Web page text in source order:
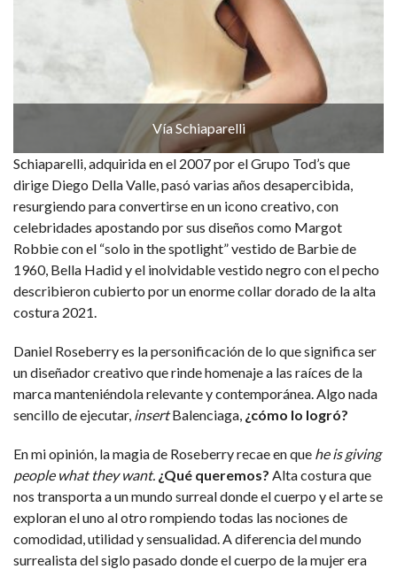
Vía Schiaparelli
Schiaparelli, adquirida en el 2007 por el Grupo Tod’s que
dirige Diego Della Valle, pasó varias años desapercibida,
resurgiendo para convertirse en un icono creativo, con
celebridades apostando por sus diseños como Margot
Robbie con el “solo in the spotlight” vestido de Barbie de
1960, Bella Hadid y el inolvidable vestido negro con el pecho
describieron cubierto por un enorme collar dorado de la alta
costura 2021.
Daniel Roseberry es la personificación de lo que significa ser
un diseñador creativo que rinde homenaje a las raíces de la
marca manteniéndola relevante y contemporánea. Algo nada
sencillo de ejecutar, insertBalenciaga, ¿cómo lo logró?
En mi opinión, la magia de Roseberry recae en que he is giving
people what they want. ¿Qué queremos? Alta costura que
nos transporta a un mundo surreal donde el cuerpo y el arte se
exploran el uno al otro rompiendo todas las nociones de
comodidad, utilidad y sensualidad. A diferencia del mundo
surrealista del siglo pasado donde el cuerpo de la mujer era